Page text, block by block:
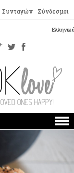
Συνταγών Σύνδεσμοι